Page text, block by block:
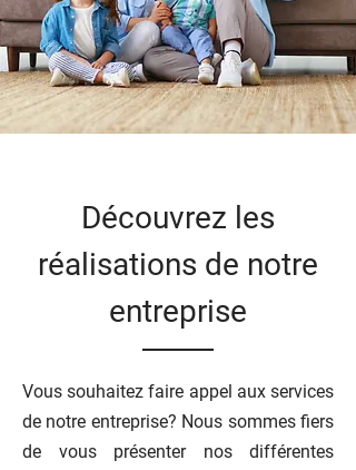
Découvrez les
réalisations de notre
entreprise
Vous souhaitez faire appel aux services
de notre entreprise? Nous sommes fiers
de vous présenter nos différentes